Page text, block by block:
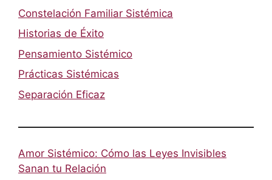
Constelación Familiar Sistémica
Historias de Éxito
Pensamiento Sistémico
Prácticas Sistémicas
Separación Eficaz
Amor Sistémico: Cómo las Leyes Invisibles
Sanan tu Relación